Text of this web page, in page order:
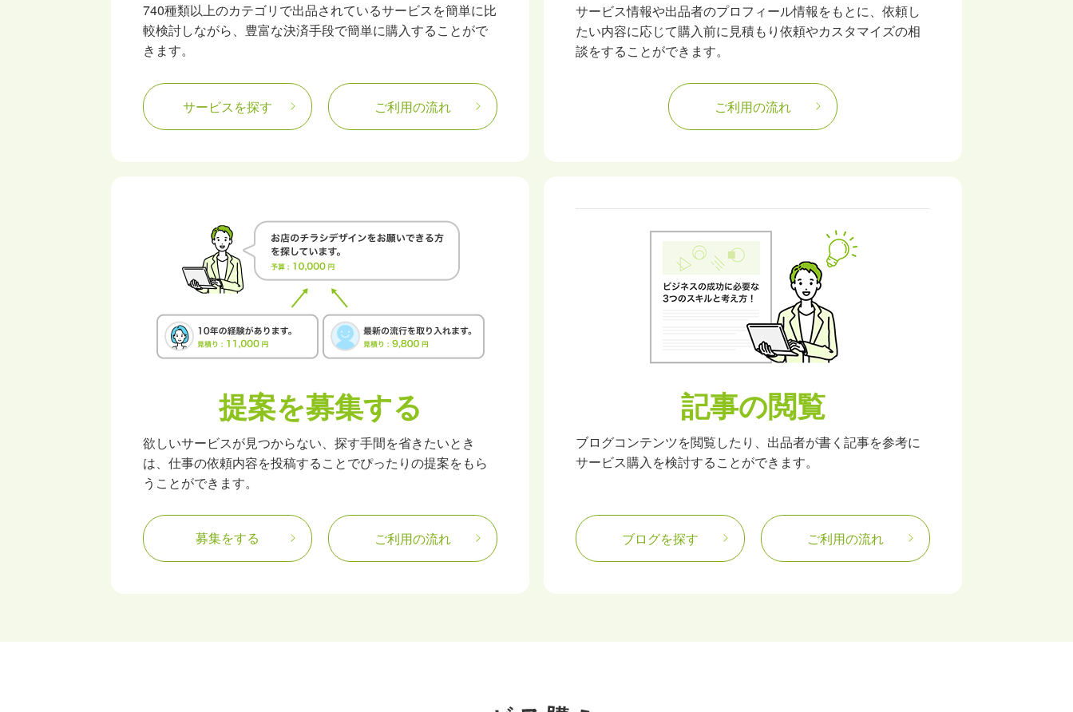
740種類以上のカテゴリで出品されているサービスを簡単に比
較検討しながら、豊富な決済手段で簡単に購入することがで
きます。
サービスを探す ご利用の流れ
サービス情報や出品者のプロフィール情報をもとに、依頼し
たい内容に応じて購入前に見積もり依頼やカスタマイズの相
談をすることができます。
ご利用の流れ
提案を募集する
欲しいサービスが見つからない、探す手間を省きたいとき
は、仕事の依頼内容を投稿することでぴったりの提案をもら
うことができます。
募集をする ご利用の流れ
記事の閲覧
ブログコンテンツを閲覧したり、出品者が書く記事を参考に
サービス購入を検討することができます。
ブログを探す ご利用の流れ